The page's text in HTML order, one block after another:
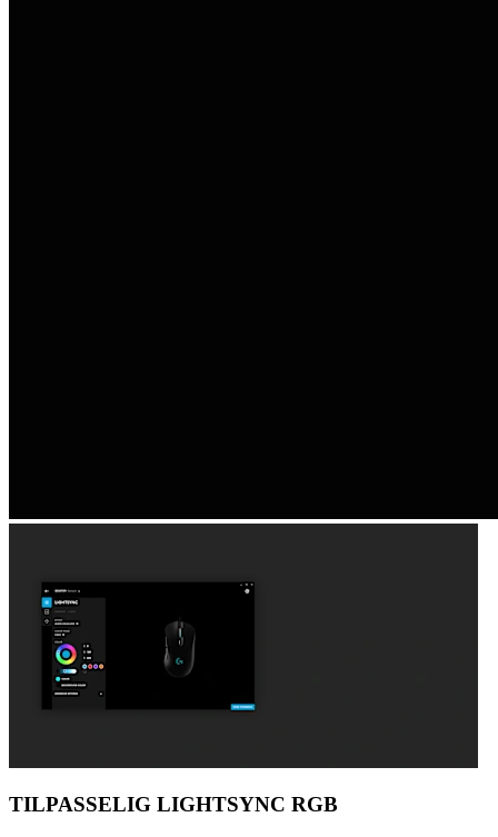
TILPASSELIG LIGHTSYNC RGB